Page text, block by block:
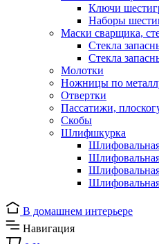
Ключи
Наборы
Маски сварщика,
Стекла
Стекла
Молотки
Ножницы по
Отвертки
Пассатижи,
Скобы
Шлифшкурка
В домашнем интерьере
Навигация